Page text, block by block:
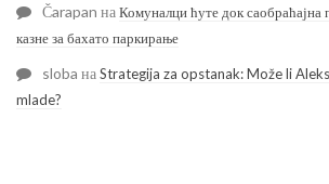
Čarapan наКомуналци ћуте док
казне за бахато паркирање
sloba наStrategija za opstanak: Može li
mlade?